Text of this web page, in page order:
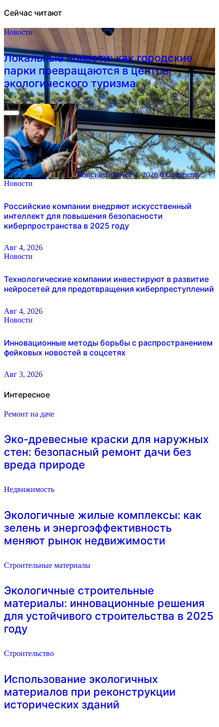
Сейчас читают
Новости
Локальные новости: как городские
парки превращаются в центры
экологического туризма
КонстантинАвг 4, 2026 0 Comments
Новости
Российские компании внедряют искусственный
интеллект для повышения безопасности
киберпространства в 2025 году
Авг 4, 2026
Новости
Технологические компании инвестируют в развитие
нейросетей для предотвращения киберпреступлений
Авг 4, 2026
Новости
Инновационные методы борьбы с распространением
фейковых новостей в соцсетях
Авг 3, 2026
Интересное
Ремонт на даче
Эко-древесные краски для наружных
стен: безопасный ремонт дачи без
вреда природе
Недвижимость
Экологичные жилые комплексы: как
зелень и энергоэффективность
меняют рынок недвижимости
Строительные материалы
Экологичные строительные
материалы: инновационные решения
для устойчивого строительства в 2025
году
Строительство
Использование экологичных
материалов при реконструкции
исторических зданий